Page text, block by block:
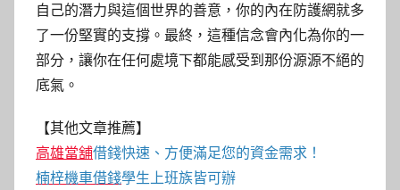
自己的潛力與這個世界的善意，你的內在防護網就多
了一份堅實的支撐。最終，這種信念會內化為你的一
部分，讓你在任何處境下都能感受到那份源源不絕的
底氣。
【其他文章推薦】
高雄當舖借錢快速、方便滿足您的資金需求！
楠梓機車借錢學生上班族皆可辦